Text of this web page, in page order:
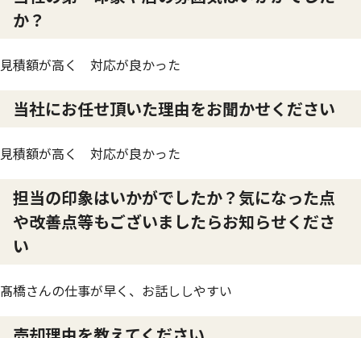
か？
見積額が高く 対応が良かった
当社にお任せ頂いた理由をお聞かせください
見積額が高く 対応が良かった
担当の印象はいかがでしたか？気になった点
や改善点等もございましたらお知らせくださ
い
髙橋さんの仕事が早く、お話ししやすい